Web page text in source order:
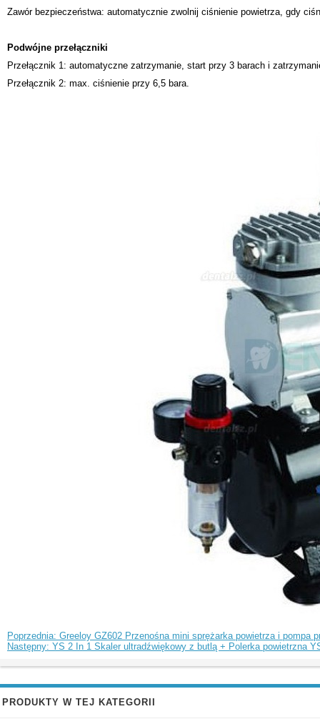
Zawór bezpieczeństwa: automatycznie zwolnij ciśnienie powietrza, gdy
Podwójne przełączniki
Przełącznik 1: automatyczne zatrzymanie, start przy 3 barach i
Przełącznik 2: max. ciśnienie przy 6,5 bara.
Poprzednia: Greeloy GZ602 Przenośna mini sprężarka powietrza i pompa
Następny: YS 2 In 1 Skaler ultradźwiękowy z butlą + Polerka powietrzna
PRODUKTY W TEJ KATEGORII